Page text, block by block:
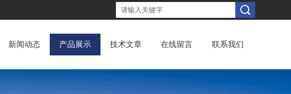
新闻动态 产品展示 技术文章 在线留言 联系我们